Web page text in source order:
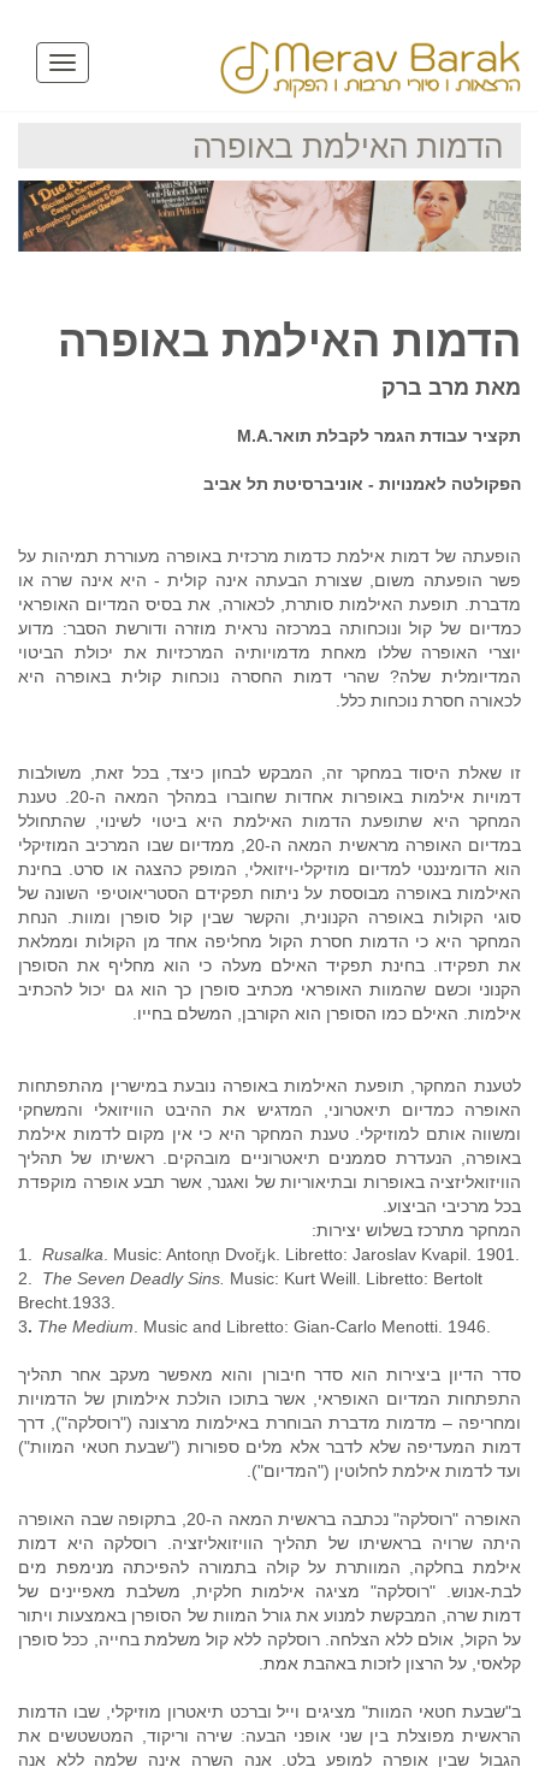
Toggle
הדמות האילמת באופרה
הדמות האילמת באופרה
מאת מרב ברק
תקציר עבודת הגמר לקבלת תוארM.A.
הפקולטה לאמנויות - אוניברסיטת תל אביב
הופעתה של דמות אילמת כדמות מרכזית באופרה מעוררת תמיהות על
פשר הופעתה משום, שצורת הבעתה אינה קולית - היא אינה שרה או
מדברת. תופעת האילמות סותרת, לכאורה, את בסיס המדיום האופראי
כמדיום של קול ונוכחותה במרכזה נראית מוזרה ודורשת הסבר: מדוע
יוצרי האופרה שללו מאחת מדמויותיה המרכזיות את יכולת הביטוי
המדיומלית שלה? שהרי דמות החסרה נוכחות קולית באופרה היא
לכאורה חסרת נוכחות כלל.
זו שאלת היסוד במחקר זה, המבקש לבחון כיצד, בכל זאת, משולבות
דמויות אילמות באופרות אחדות שחוברו במהלך המאה ה-20. טענת
המחקר היא שתופעת הדמות האילמת היא ביטוי לשינוי, שהתחולל
במדיום האופרה מראשית המאה ה-20, ממדיום שבו המרכיב המוזיקלי
הוא הדומיננטי למדיום מוזיקלי-ויזואלי, המופק כהצגה או סרט. בחינת
האילמות באופרה מבוססת על ניתוח תפקידם הסטריאוטיפי השונה של
סוגי הקולות באופרה הקנונית, והקשר שבין קול סופרן ומוות. הנחת
המחקר היא כי הדמות חסרת הקול מחליפה אחד מן הקולות וממלאת
את תפקידו. בחינת תפקיד האילם מעלה כי הוא מחליף את הסופרן
הקנוני וכשם שהמוות האופראי מכתיב סופרן כך הוא גם יכול להכתיב
אילמות. האילם כמו הסופרן הוא הקורבן, המשלם בחייו.
לטענת המחקר, תופעת האילמות באופרה נובעת במישרין מהתפתחות
האופרה כמדיום תיאטרוני, המדגיש את ההיבט הוויזואלי והמשחקי
ומשווה אותם למוזיקלי. טענת המחקר היא כי אין מקום לדמות אילמת
באופרה, הנעדרת סממנים תיאטרוניים מובהקים. ראשיתו של תהליך
הוויזואליזציה באופרות ובתיאוריות של ואגנר, אשר תבע אופרה מוקפדת
בכל מרכיבי הביצוע.
המחקר מתרכז בשלוש יצירות:
1. Rusalka . Music: Antonֳ­n Dvořֳ¡k. Libretto: Jaroslav Kvapil. 1901.
2. The Seven Deadly Sins. Music: Kurt Weill. Libretto: Bertolt
Brecht.1933.
3. The Medium . Music and Libretto: Gian-Carlo Menotti. 1946.
סדר הדיון ביצירות הוא סדר חיבורן והוא מאפשר מעקב אחר תהליך
התפתחות המדיום האופראי, אשר בתוכו הולכת אילמותן של הדמויות
ומחריפה – מדמות מדברת הבוחרת באילמות מרצונה ("רוסלקה"), דרך
דמות המעדיפה שלא לדבר אלא מלים ספורות ("שבעת חטאי המוות")
ועד לדמות אילמת לחלוטין ("המדיום").
האופרה "רוסלקה" נכתבה בראשית המאה ה-20, בתקופה שבה האופרה
היתה שרויה בראשיתו של תהליך הוויזואליזציה. רוסלקה היא דמות
אילמת בחלקה, המוותרת על קולה בתמורה להפיכתה מנימפת מים
לבת-אנוש. "רוסלקה" מציגה אילמות חלקית, משלבת מאפיינים של
דמות שרה, המבקשת למנוע את גורל המוות של הסופרן באמצעות ויתור
על הקול, אולם ללא הצלחה. רוסלקה ללא קול משלמת בחייה, ככל סופרן
קלאסי, על הרצון לזכות באהבת אמת.
ב"שבעת חטאי המוות" מציגים וייל וברכט תיאטרון מוזיקלי, שבו הדמות
הראשית מפוצלת בין שני אופני הבעה: שירה וריקוד, המטשטשים את
הגבול שבין אופרה למופע בלט. אנה השרה אינה שלמה ללא אנה